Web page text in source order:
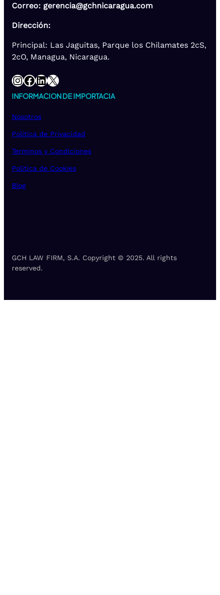
Correo: gerencia@gchnicaragua.com
Dirección:
Principal: Las Jaguitas, Parque los Chilamates 2cS,
2cO, Managua, Nicaragua.
InstagramFacebook LinkedIn X
INFORMACION DE IMPORTACIA
Nosotros
Política de Privacidad
Terminos y Condiciones
Politica de Cookies
Blog
GCH LAW FIRM, S.A. Copyright © 2025. All rights
reserved.